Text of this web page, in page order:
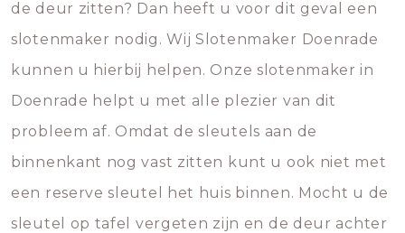
de deur zitten? Dan heeft u voor dit geval een
slotenmaker nodig. Wij Slotenmaker Doenrade
kunnen u hierbij helpen. Onze slotenmaker in
Doenrade helpt u met alle plezier van dit
probleem af. Omdat de sleutels aan de
binnenkant nog vast zitten kunt u ook niet met
een reserve sleutel het huis binnen. Mocht u de
sleutel op tafel vergeten zijn en de deur achter